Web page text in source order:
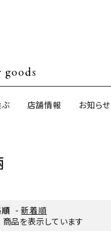
イギリスの両面包装紙
店舗情報 お知らせ
-新着順
品を表示しています